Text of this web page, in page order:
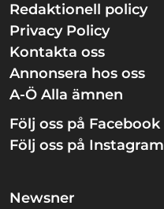
Redaktionell policy
Privacy Policy
Kontakta oss
Annonsera hos oss
A-Ö Alla ämnen
Följ oss på Facebook
Följ oss på Instagram
Newsner